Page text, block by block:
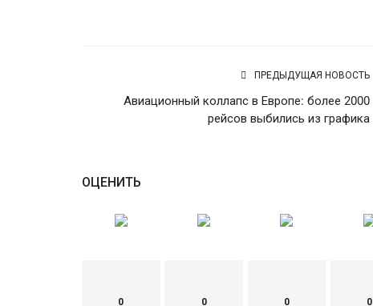
ПРЕДЫДУЩАЯ НОВОСТЬ
Авиационный коллапс в Европе: более 2000
рейсов выбились из графика
ОЦЕНИТЬ
0 0 0 0